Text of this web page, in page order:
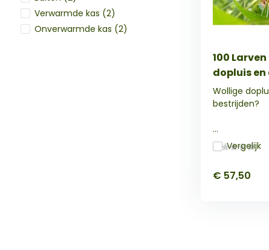
Verwarmde kas (2)
Onverwarmde kas (2)
100
dopluis
Wollige
bestrijden?
...
Vergelijk
€ 57,50